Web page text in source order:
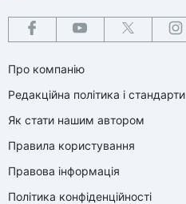
Про компанію
Редакційна політика і стандарти
Як стати нашим автором
Правила користування
Правова інформація
Політика конфіденційності